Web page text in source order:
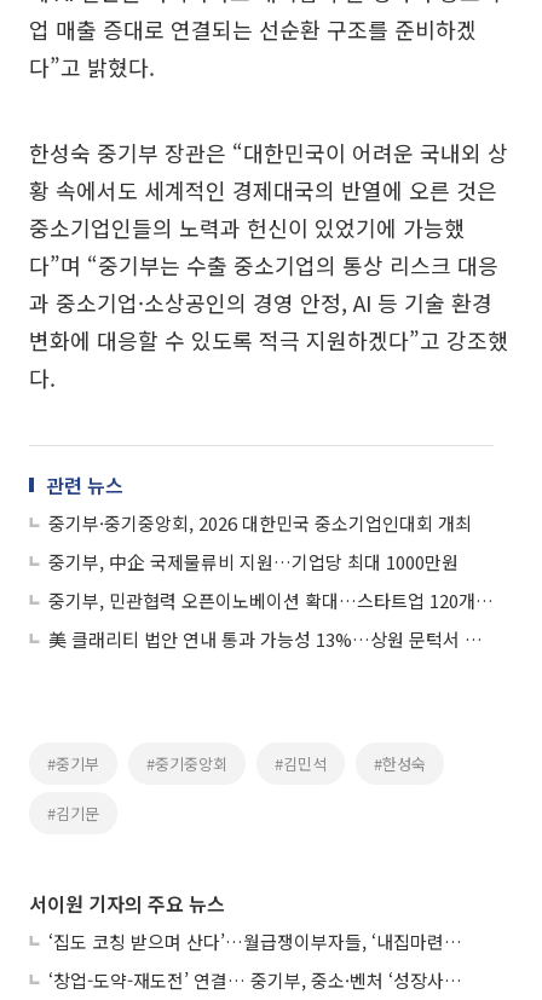
업 매출 증대로 연결되는 선순환 구조를 준비하겠
다”고 밝혔다.
한성숙 중기부 장관은 “대한민국이 어려운 국내외 상
황 속에서도 세계적인 경제대국의 반열에 오른 것은
중소기업인들의 노력과 헌신이 있었기에 가능했
다”며 “중기부는 수출 중소기업의 통상 리스크 대응
과 중소기업·소상공인의 경영 안정, AI 등 기술 환경
변화에 대응할 수 있도록 적극 지원하겠다”고 강조했
다.
관련 뉴스
중기부·중기중앙회, 2026 대한민국 중소기업인대회 개최
중기부, 中企 국제물류비 지원…기업당 최대 1000만원
중기부, 민관협력 오픈이노베이션 확대…스타트업 120개사 지원
美 클래리티 법안 연내 통과 가능성 13%…상원 문턱서 제동
#중기부 #중기중앙회 #김민석 #한성숙
#김기문
서이원 기자의 주요 뉴스
‘집도 코칭 받으며 산다’…월급쟁이부자들, ‘내집마련’ 신청 증가세
‘창업-도약-재도전’ 연결… 중기부, 중소·벤처 ‘성장사다리’ 짓는다